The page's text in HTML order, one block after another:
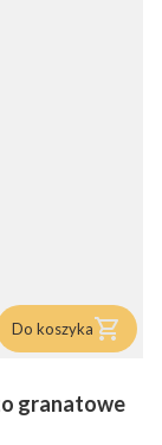
Do koszyka